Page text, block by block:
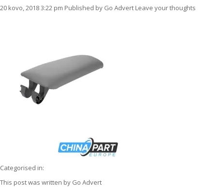
20 kovo, 2018 3:22 pm Published by Go Advert Leave your thoughts
Categorised in:
This post was written by Go Advert